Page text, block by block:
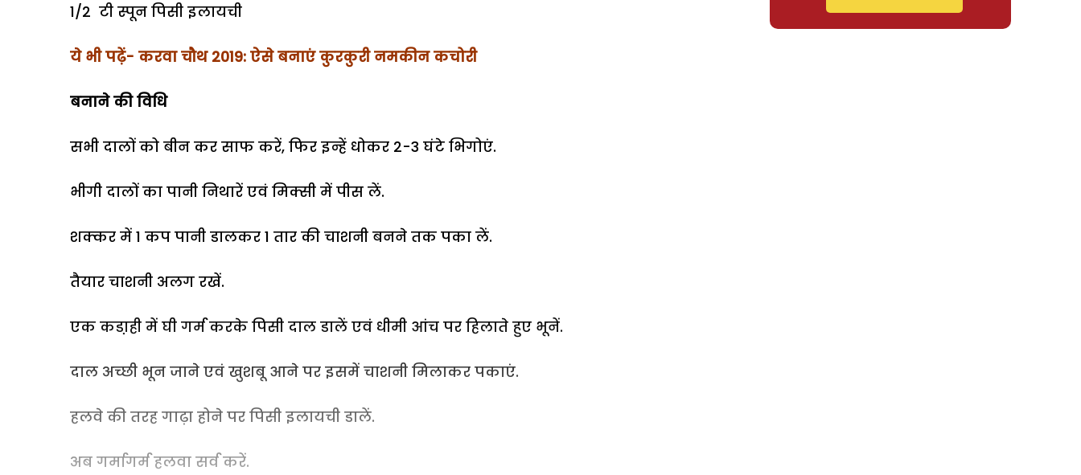
1/2 टी स्पून पिसी इलायची
ये भी पढ़ें- करवा चौथ 2019: ऐसे बनाएं कुरकुरी नमकीन कचोरी
बनाने की विधि
सभी दालों को बीन कर साफ करें, फिर इन्हें धोकर 2-3 घंटे भिगोएं.
भीगी दालों का पानी निथारें एवं मिक्सी में पीस लें.
शक्कर में 1 कप पानी डालकर 1 तार की चाशनी बनने तक पका लें.
तैयार चाशनी अलग रखें.
एक कडा़ही में घी गर्म करके पिसी दाल डालें एवं धीमी आंच पर हिलाते हुए भूनें.
दाल अच्छी भून जाने एवं खुशबू आने पर इसमें चाशनी मिलाकर पकाएं.
हलवे की तरह गाढ़ा होने पर पिसी इलायची डालें.
अब गर्मागर्म हलवा सर्व करें.